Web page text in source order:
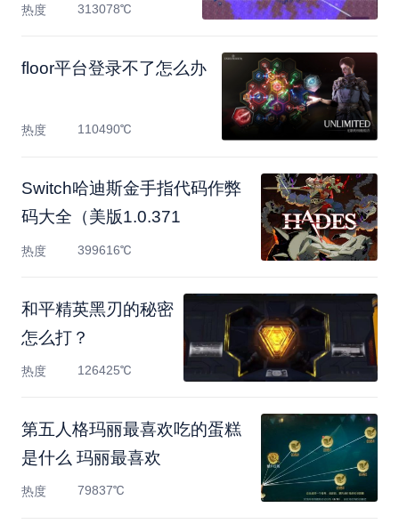
热度 313078℃
floor平台登录不了怎么办
热度 110490℃
Switch哈迪斯金手指代码作弊
码大全（美版1.0.371
热度 399616℃
和平精英黑刃的秘密
怎么打？
热度 126425℃
第五人格玛丽最喜欢吃的蛋糕
是什么 玛丽最喜欢
热度 79837℃